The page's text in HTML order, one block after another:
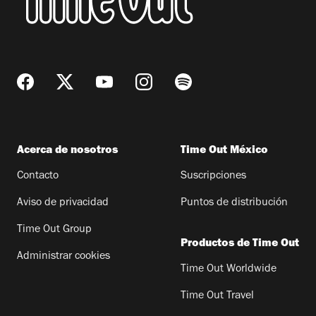
Acerca de nosotros
Contacto
Aviso de privacidad
Time Out Group
Administrar cookies
Time Out México
Suscripciones
Puntos de distribución
Productos de Time Out
Time Out Worldwide
Time Out Travel